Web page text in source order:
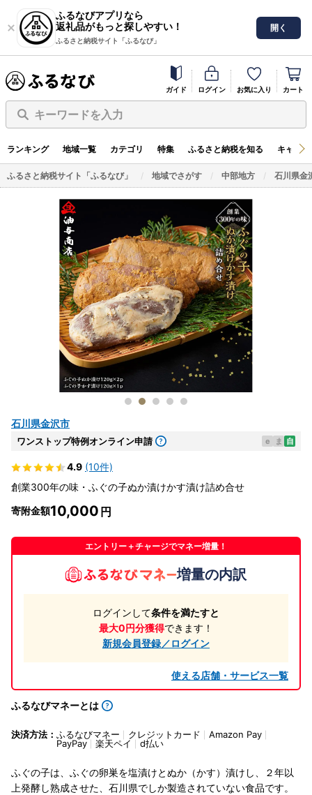
ふるなびアプリなら
返礼品がもっと探しやすい！
ふるさと納税サイト「ふるなび」
開く
ガイド ログイン お気に入り カート
キーワードを入力
ランキング 地域一覧 カテゴリ 特集 ふるさと納税を知る キャン
ふるさと納税サイト「ふるなび」 地域でさがす 中部地方 石川県金
石川県金沢市
ワンストップ特例オンライン申請 e ま 自
4.9 (10件)
創業300年の味・ふぐの子ぬか漬けかす漬け詰め合せ
寄附金額10,000
エントリー＋チャージでマネー増量！
増量の内訳
ログインして条件を満たすと
最大0円分獲得できます！
新規会員登録／ログイン
使える店舗・サービス一覧
ふるなびマネーとは
決済方法： ふるなびマネー クレジットカード
Amazon Pay
PayPay
楽天ペイ d払い
ふぐの子は、ふぐの卵巣を塩漬けとぬか（かす）漬けし、２年以
上発酵し熟成させた、石川県でしか製造されていない食品です。